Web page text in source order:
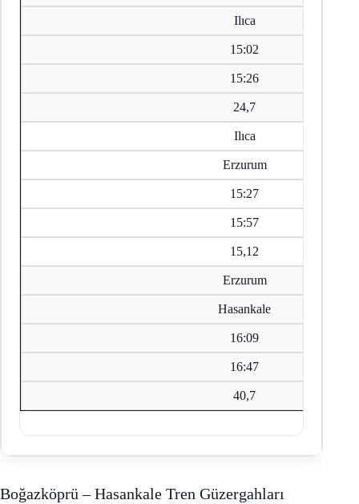
Ilıca
15:02
15:26
24,7
Ilıca
Erzurum
15:27
15:57
15,12
Erzurum
Hasankale
16:09
16:47
40,7
Boğazköprü – Hasankale Tren Güzergahları